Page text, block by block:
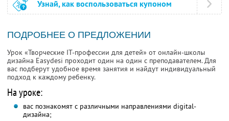
Узнай, как воспользоваться купоном
ПОДРОБНЕЕ О ПРЕДЛОЖЕНИИ
Урок «Творческие IT-профессии для детей» от онлайн-школы
дизайна Easydesi проходит один на один с преподавателем. Для
вас подберут удобное время занятия и найдут индивидуальный
подход к каждому ребенку.
На уроке:
вас познакомят с различными направлениями digital-
дизайна;